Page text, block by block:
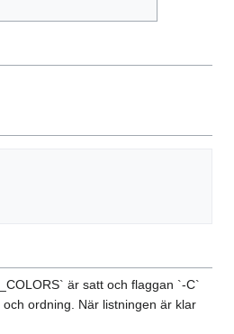
är satt och flaggan `-C`
ordning. När listningen är klar